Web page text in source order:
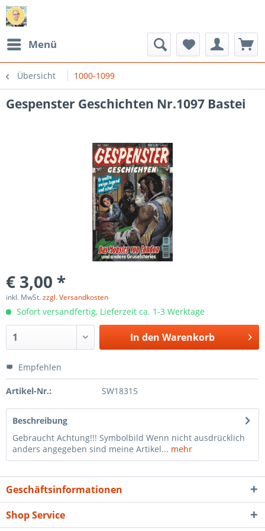
Menü
Übersicht 1000-1099
Gespenster Geschichten Nr.1097 Bastei
€ 3,00 *
inkl. MwSt.zzgl. Versandkosten
Sofort versandfertig, Lieferzeit ca. 1-3 Werktage
In den Warenkorb
Empfehlen
Artikel-Nr.: SW18315
Beschreibung
Gebraucht Achtung!!! Symbolbild Wenn nicht ausdrücklich
anders angegeben sind meine Artikel... mehr
Geschäftsinformationen
Shop Service